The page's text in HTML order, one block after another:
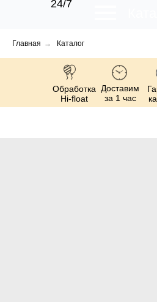
24/7
Главная → Каталог
Обработка
Hi-float
Доставим
за 1 час